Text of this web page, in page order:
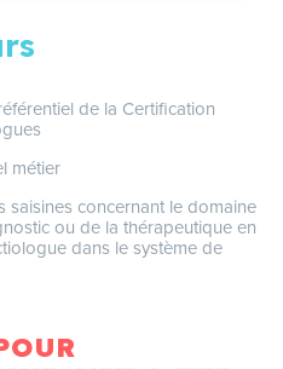
de la Certification
métier
saisines concernant le domaine
ou de la thérapeutique en
dans le système de